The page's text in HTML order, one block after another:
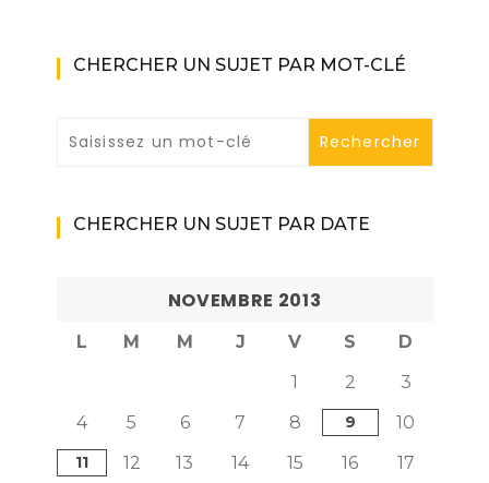
CHERCHER UN SUJET PAR MOT-CLÉ
CHERCHER UN SUJET PAR DATE
NOVEMBRE 2013
L M M J V S
D
1
2
3
4
5 6 7 8 9 10
11 12 13 14 15 16
17